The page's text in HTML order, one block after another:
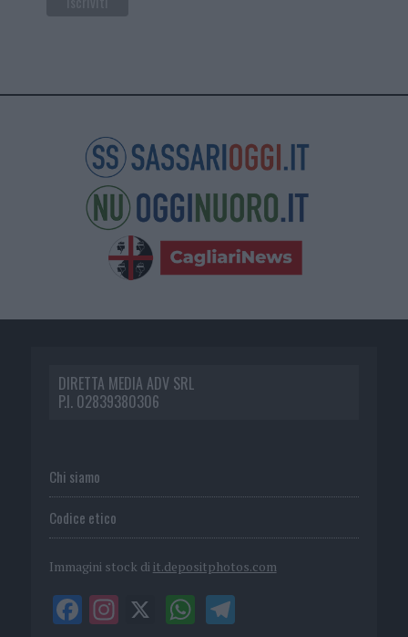
DIRETTA MEDIA ADV SRL
P.I. 02839380306
Chi siamo
Codice etico
Immagini stock di it.depositphotos.com